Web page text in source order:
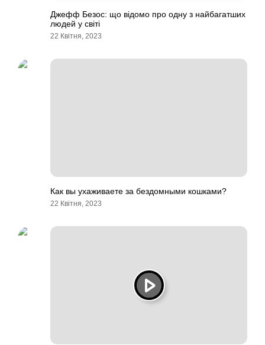
Джефф Безос: що відомо про одну з найбагатших
людей у світі
22 Квітня, 2023
Как вы ухаживаете за бездомными кошками?
22 Квітня, 2023